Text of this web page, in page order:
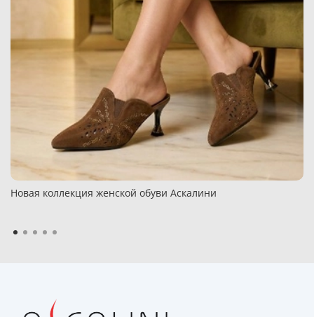
Новая коллекция женской обуви Аскалини